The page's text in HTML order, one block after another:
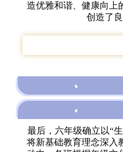
造优雅和谐、健康向上
创造了
最后，六年级确立以“
将新基础教育理念深入